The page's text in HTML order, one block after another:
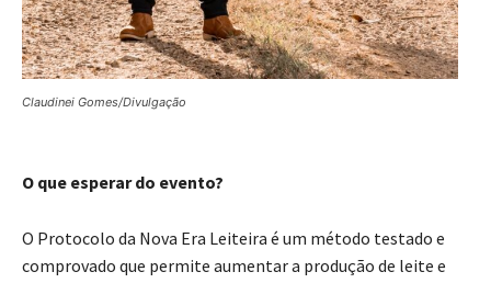
Claudinei Gomes/Divulgação
O que esperar do evento?
O Protocolo da Nova Era Leiteira é um método testado e
comprovado que permite aumentar a produção de leite e